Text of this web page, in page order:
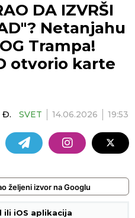
DA IZVRŠI
Netanjahu
Trampa!
otvorio karte
Đ. SVET 14.06.2026 19:53
željeni izvor na Googlu
iOS aplikacija